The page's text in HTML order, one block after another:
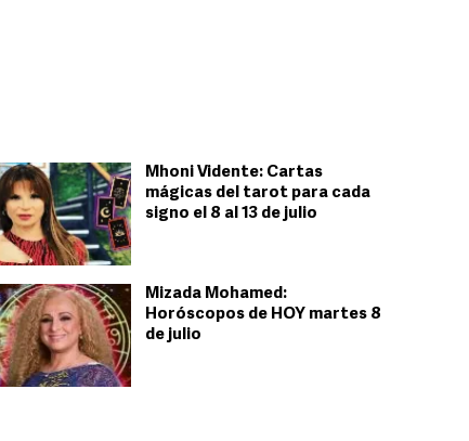
Mhoni Vidente: Cartas
mágicas del tarot para cada
signo el 8 al 13 de julio
Mizada Mohamed:
Horóscopos de HOY martes 8
de julio